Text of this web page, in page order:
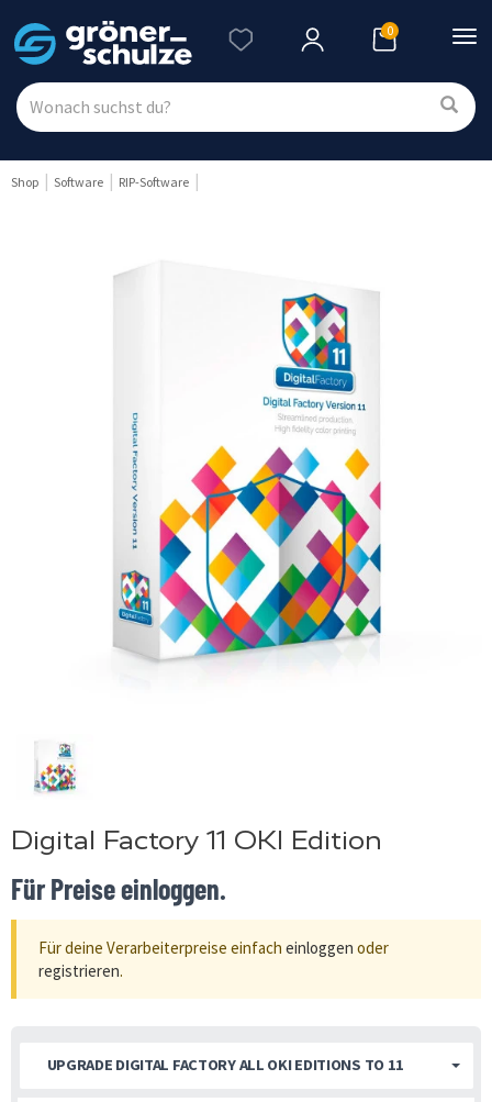
0
Shop Software RIP-Software
Digital Factory 11 OKI Edition
Für Preise einloggen.
Für deine Verarbeiterpreise einfach einloggen oder
registrieren.
UPGRADE DIGITAL FACTORY ALL OKI EDITIONS TO 11